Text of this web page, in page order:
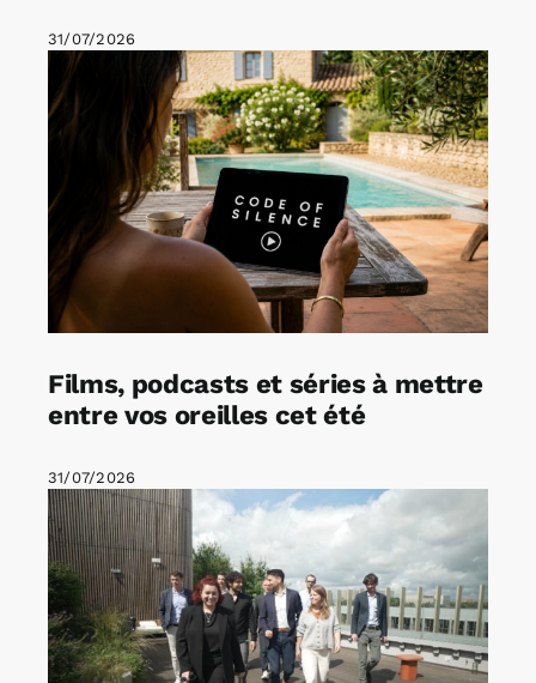
31/07/2026
Films, podcasts et séries à mettre
entre vos oreilles cet été
31/07/2026